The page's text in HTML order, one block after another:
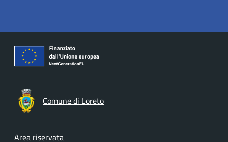
Comune di Loreto
Area riservata